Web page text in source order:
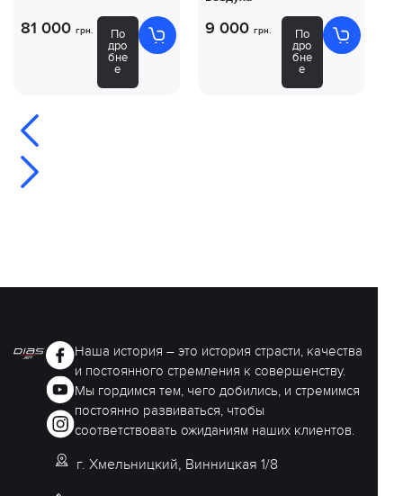
81 000 грн.
По
дро
бне
е
9 000 грн.
По
дро
бне
е
Наша история – это история страсти, качества
и постоянного стремления к совершенству.
Мы гордимся тем, чего добились, и стремимся
постоянно развиваться, чтобы
соответствовать ожиданиям наших клиентов.
г. Хмельницкий, Винницкая 1/8